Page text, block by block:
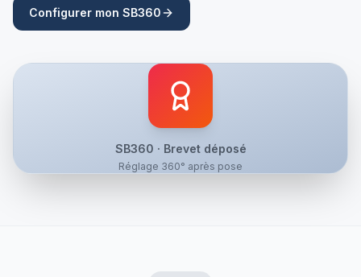
Configurer mon SB360
SB360 · Brevet déposé
Réglage 360° après pose